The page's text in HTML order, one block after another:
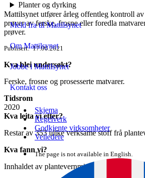
Planter og dyrking
Meld fra til Mattilsynet
Om Mattilsynet
Jobbe i Mattilsynet
Kontakt oss
Skjema
Regelverk
Godkjente virksomheter
Veiledere
The page is not available in English.
Mattilsynet utfører årleg offentleg kontroll
prøver av ferske, frosne eller foredla
prøver.
Publisert 17.06.2021
Kva blei undersøkt?
Ferske, frosne og prosesserte matvarer.
Tidsrom
2020
Kva leita vi etter?
Restar av 353 ulike verksame stoff frå
Kva fann vi?
Innhaldet av plantevernmiddelrestar i